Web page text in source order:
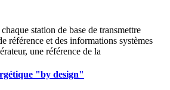
station de base de transmettre
référence et des informations systèmes
une référence de la
"by design"